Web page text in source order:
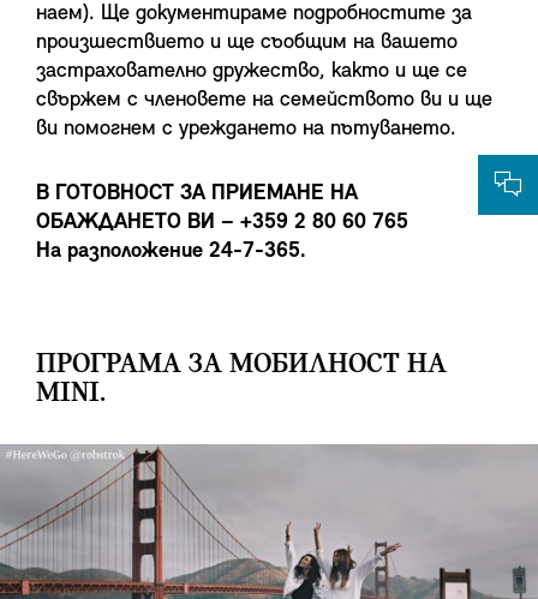
наем). Ще документираме подробностите за
произшествието и ще съобщим на вашето
застрахователно дружество, както и ще се
свържем с членовете на семейството ви и ще
ви помогнем с уреждането на пътуването.
В ГОТОВНОСТ ЗА ПРИЕМАНЕ НА
ОБАЖДАНЕТО ВИ – +359 2 80 60 765
На разположение 24-7-365.
ПРОГРАМА ЗА МОБИЛНОСТ НА
MINI.